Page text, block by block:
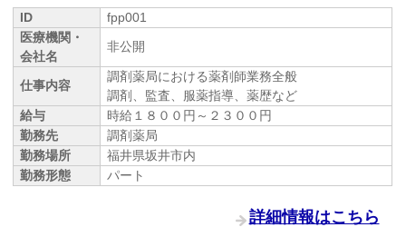
ID
fpp001
医療機関・
会社名
非公開
仕事内容
調剤薬局における薬剤師業務全般
調剤、監査、服薬指導、薬歴など
給与
時給１８００円～２３００円
勤務先
調剤薬局
勤務場所
福井県坂井市内
勤務形態
パート
詳細情報はこちら